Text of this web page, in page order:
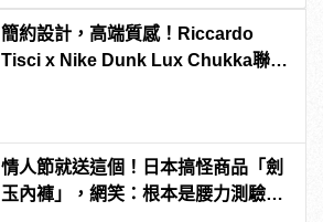
簡約設計，高端質感！Riccardo
Tisci x Nike Dunk Lux Chukka聯名
情人節就送這個！日本搞怪商品「劍
玉內褲」，網笑：根本是腰力測驗